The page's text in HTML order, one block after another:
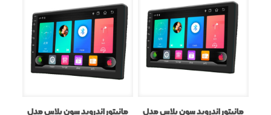
مانیتور اندروید سون پلاس مدل
مانیتور اندروید سون پلاس مدل